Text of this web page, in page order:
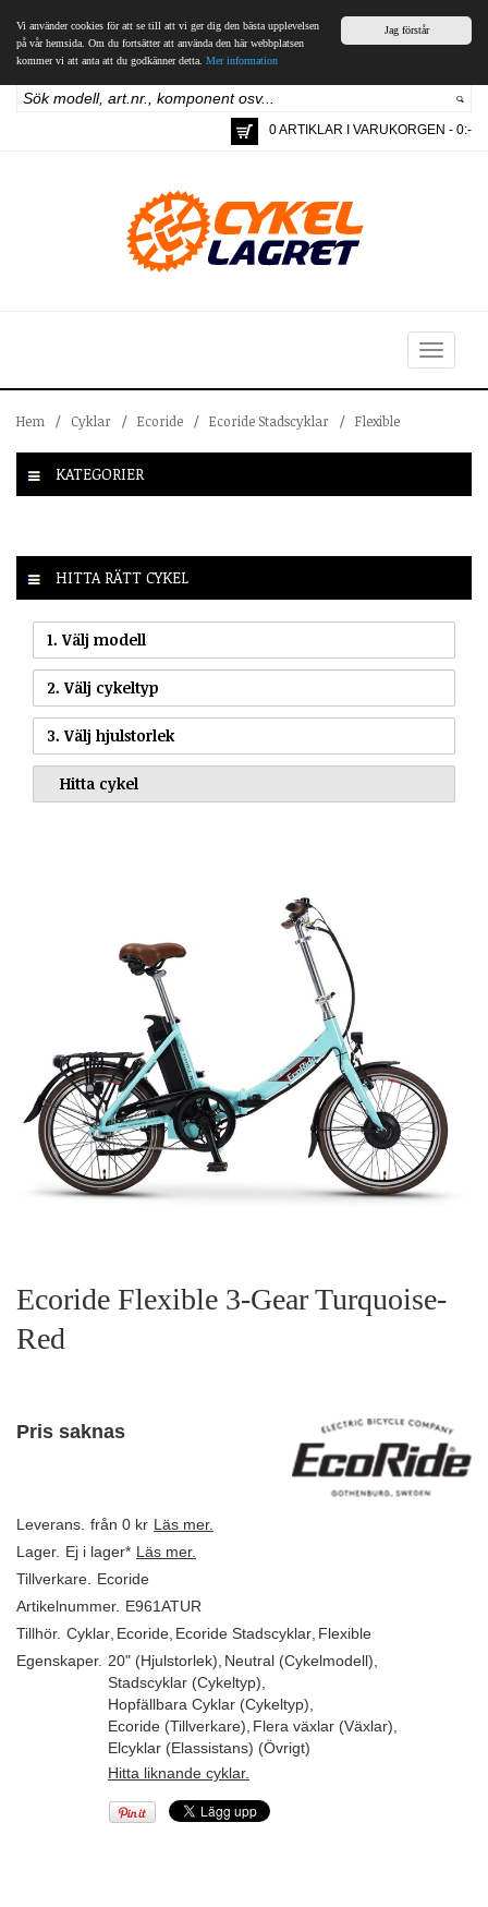
Jag förstår
Vi använder cookies för att se till att vi ger dig den bästa upplevelsen
på vår hemsida. Om du fortsätter att använda den här webbplatsen
kommer vi att anta att du godkänner detta. Mer information
0 ARTIKLAR I VARUKORGEN - 0:-
Toggle
navigation
Hem / Cyklar / Ecoride / Ecoride Stadscyklar / Flexible
KATEGORIER
HITTA RÄTT CYKEL
1. Välj modell
2. Välj cykeltyp
3. Välj hjulstorlek
Ecoride Flexible 3-Gear Turquoise-
Red
Pris saknas
Leverans. från 0 kr Läs mer.
Lager. Ej i lager* Läs mer.
Tillverkare.
Ecoride
Artikelnummer. E961ATUR
Tillhör. Cyklar Ecoride Ecoride Stadscyklar Flexible
Egenskaper. 20" (Hjulstorlek) Neutral (Cykelmodell)
Stadscyklar (Cykeltyp)
Hopfällbara Cyklar (Cykeltyp)
Ecoride (Tillverkare) Flera växlar (Växlar)
Elcyklar (Elassistans) (Övrigt)
Hitta liknande cyklar.